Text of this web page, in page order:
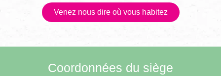
Venez nous dire où vous habitez
Coordonnées du siège